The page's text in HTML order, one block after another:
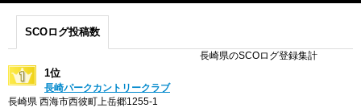
SCOログ投稿数
長崎県のSCOログ登録集計
1位
長崎パークカントリークラブ
長崎県 西海市西彼町上岳郷1255-1